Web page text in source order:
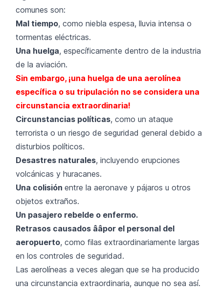
comunes son:
Mal tiempo, como niebla espesa, lluvia intensa o
tormentas eléctricas.
Una huelga, específicamente dentro de la industria
de la aviación.
Sin embargo, ¡una huelga de una aerolínea
específica o su tripulación no se considera una
circunstancia extraordinaria!
Circunstancias políticas, como un ataque
terrorista o un riesgo de seguridad general debido a
disturbios políticos.
Desastres naturales, incluyendo erupciones
volcánicas y huracanes.
Una colisión entre la aeronave y pájaros u otros
objetos extraños.
Un pasajero rebelde o enfermo.
Retrasos causados ââpor el personal del
aeropuerto, como filas extraordinariamente largas
en los controles de seguridad.
Las aerolíneas a veces alegan que se ha producido
una circunstancia extraordinaria, aunque no sea así.